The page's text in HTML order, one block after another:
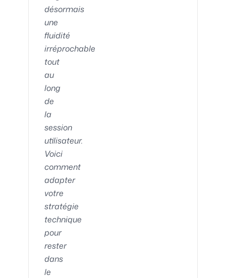
désormais
une
fluidité
irréprochable
tout
au
long
de
la
session
utilisateur.
Voici
comment
adapter
votre
stratégie
technique
pour
rester
dans
le